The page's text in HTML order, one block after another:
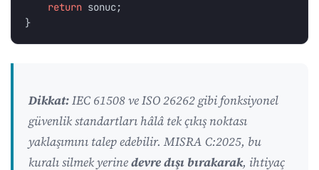
return sonuc;
}
Dikkat:IEC 61508 ve ISO 26262 gibi fonksiyonel
güvenlik standartları hâlâ tek çıkış noktası
yaklaşımını talep edebilir. MISRA C:2025, bu
kuralı silmek yerinedevre dışı bırakarak, ihtiyaç